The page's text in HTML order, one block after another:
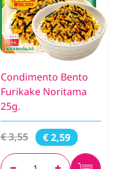
Condimento Bento
Furikake Noritama
25g.
€ 3,55 € 2,59